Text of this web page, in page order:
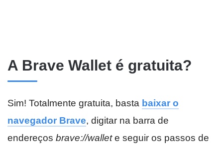
A Brave Wallet é gratuita?
Sim! Totalmente gratuita, basta baixar o
navegador Brave, digitar na barra de
endereços brave://wallete seguir os passos de